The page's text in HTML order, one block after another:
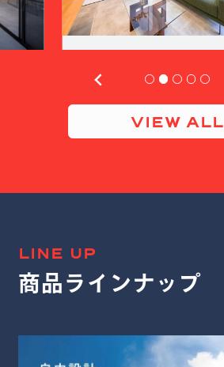
VIEW ALL
LINE UP
商品ラインナップ